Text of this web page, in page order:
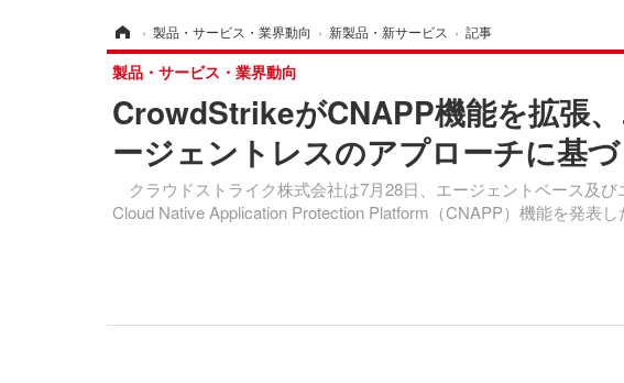
› 製品・サービス・業界動向 › 新製品・新サービス › 記事
CrowdStrikeがCNAPP機能を拡張
ージェントレスのアプローチに基づ
クラウドストライク株式会社は7月28日、エージェントベース及
Cloud Native Application Protection Platform（CNAPP）機能を発表し
製品・サービス・業界動向